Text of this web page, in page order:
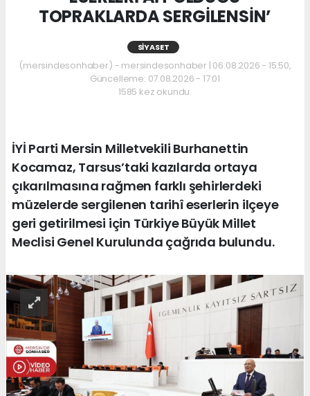
TOPRAKLARDA SERGİLENSİN’
SIYASET
(mersindesonhaber) - mersindesonhaber | 06.08.2026 - 15:50,
Güncelleme: 07.08.2026 - 17:01
1585 kez okundu.
İYİ Parti Mersin Milletvekili Burhanettin
Kocamaz, Tarsus’taki kazılarda ortaya
çıkarılmasına rağmen farklı şehirlerdeki
müzelerde sergilenen tarihî eserlerin ilçeye
geri getirilmesi için Türkiye Büyük Millet
Meclisi Genel Kurulunda çağrıda bulundu.